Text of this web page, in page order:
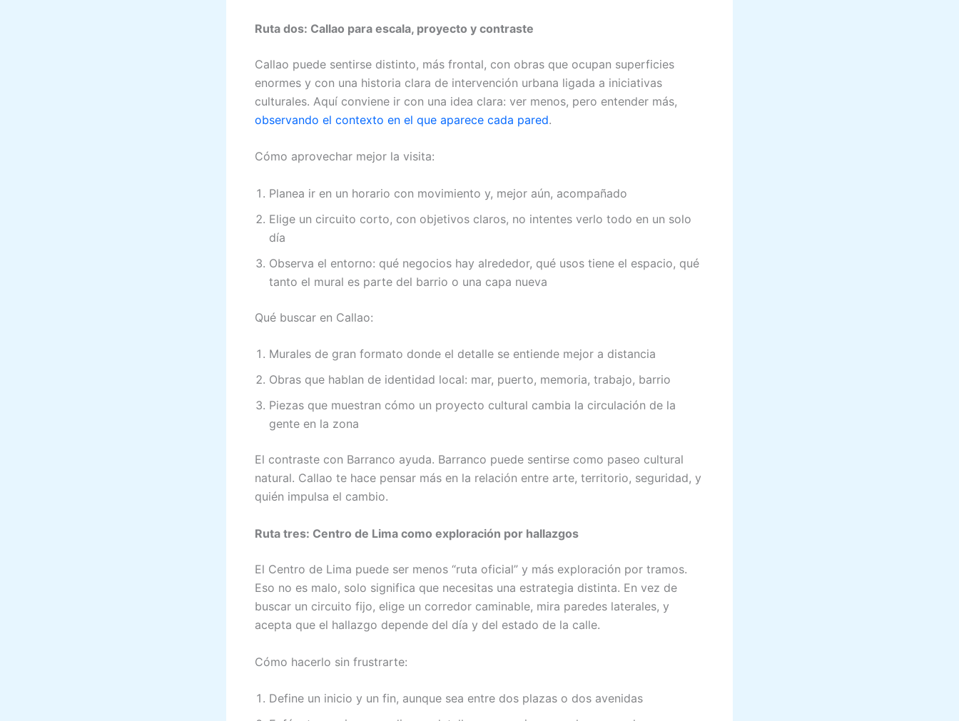
Ruta dos: Callao para escala, proyecto y contraste
Callao puede sentirse distinto, más frontal, con obras que ocupan superficies
enormes y con una historia clara de intervención urbana ligada a iniciativas
culturales. Aquí conviene ir con una idea clara: ver menos, pero entender más,
observando el contexto en el que aparece cada pared.
Cómo aprovechar mejor la visita:
Planea ir en un horario con movimiento y, mejor aún, acompañado
Elige un circuito corto, con objetivos claros, no intentes verlo todo en un solo
día
Observa el entorno: qué negocios hay alrededor, qué usos tiene el espacio, qué
tanto el mural es parte del barrio o una capa nueva
Qué buscar en Callao:
Murales de gran formato donde el detalle se entiende mejor a distancia
Obras que hablan de identidad local: mar, puerto, memoria, trabajo, barrio
Piezas que muestran cómo un proyecto cultural cambia la circulación de la
gente en la zona
El contraste con Barranco ayuda. Barranco puede sentirse como paseo cultural
natural. Callao te hace pensar más en la relación entre arte, territorio, seguridad, y
quién impulsa el cambio.
Ruta tres: Centro de Lima como exploración por hallazgos
El Centro de Lima puede ser menos “ruta oficial” y más exploración por tramos.
Eso no es malo, solo significa que necesitas una estrategia distinta. En vez de
buscar un circuito fijo, elige un corredor caminable, mira paredes laterales, y
acepta que el hallazgo depende del día y del estado de la calle.
Cómo hacerlo sin frustrarte:
Define un inicio y un fin, aunque sea entre dos plazas o dos avenidas